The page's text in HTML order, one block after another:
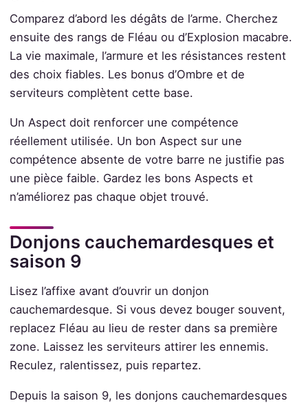
Comparez d’abord les dégâts de l’arme. Cherchez
ensuite des rangs de Fléau ou d’Explosion macabre.
La vie maximale, l’armure et les résistances restent
des choix fiables. Les bonus d’Ombre et de
serviteurs complètent cette base.
Un Aspect doit renforcer une compétence
réellement utilisée. Un bon Aspect sur une
compétence absente de votre barre ne justifie pas
une pièce faible. Gardez les bons Aspects et
n’améliorez pas chaque objet trouvé.
Donjons cauchemardesques et
saison 9
Lisez l’affixe avant d’ouvrir un donjon
cauchemardesque. Si vous devez bouger souvent,
replacez Fléau au lieu de rester dans sa première
zone. Laissez les serviteurs attirer les ennemis.
Reculez, ralentissez, puis repartez.
Depuis la saison 9, les donjons cauchemardesques